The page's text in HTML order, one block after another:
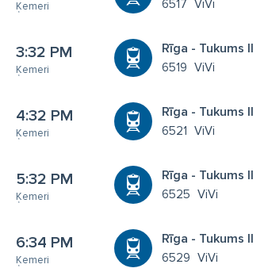
Ķemeri 6517 ViVi
3:32 PM
Ķemeri
Rīga - Tukums II
6519 ViVi
4:32 PM
Ķemeri
Rīga - Tukums II
6521 ViVi
5:32 PM
Ķemeri
Rīga - Tukums II
6525 ViVi
6:34 PM
Ķemeri
Rīga - Tukums II
6529 ViVi